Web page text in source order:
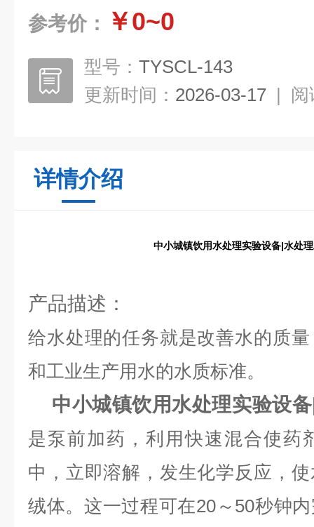
参考价： ￥0~0
型号： TYSCL-143
更新时间： 2026-03-17 | 阅
详情介绍
中小城镇饮用水处理实验设备|水处
产品描述：
给水处理的任务就是改善水的质
和工业生产用水的水质标准。
中小城镇饮用水处理实验设
是泵前加药，利用快速混合使药
中，立即溶解，发生化学反应，
绒体。这一过程可在20～50秒钟